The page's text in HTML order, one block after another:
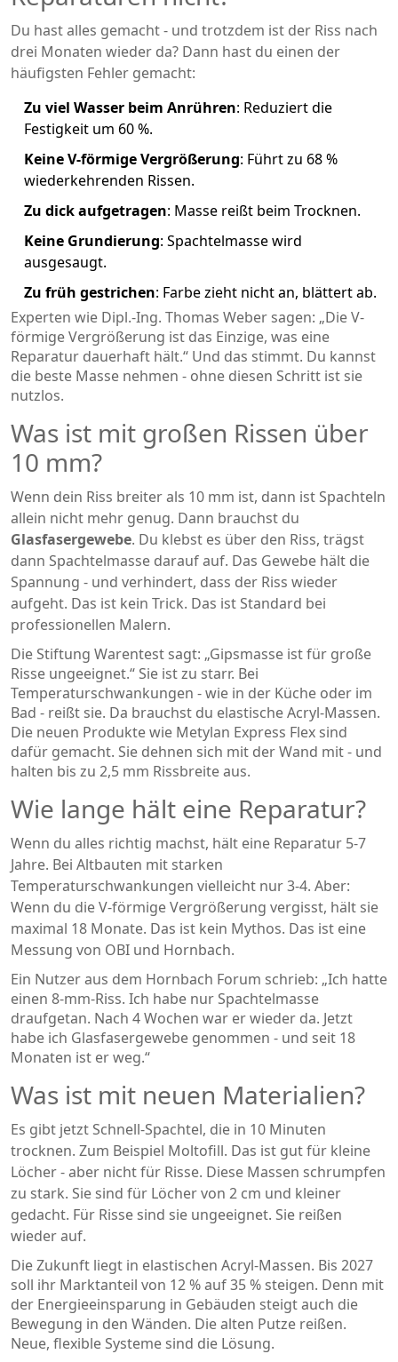
Du hast alles gemacht - und trotzdem ist der Riss nach
drei Monaten wieder da? Dann hast du einen der
häufigsten Fehler gemacht:
Zu viel Wasser beim Anrühren: Reduziert die
Festigkeit um 60 %.
Keine V-förmige Vergrößerung: Führt zu 68 %
wiederkehrenden Rissen.
Zu dick aufgetragen: Masse reißt beim Trocknen.
Keine Grundierung: Spachtelmasse wird
ausgesaugt.
Zu früh gestrichen: Farbe zieht nicht an, blättert ab.
Experten wie Dipl.-Ing. Thomas Weber sagen: „Die V-
förmige Vergrößerung ist das Einzige, was eine
Reparatur dauerhaft hält.“ Und das stimmt. Du kannst
die beste Masse nehmen - ohne diesen Schritt ist sie
nutzlos.
Was ist mit großen Rissen über
10 mm?
Wenn dein Riss breiter als 10 mm ist, dann ist Spachteln
allein nicht mehr genug. Dann brauchst du
Glasfasergewebe. Du klebst es über den Riss, trägst
dann Spachtelmasse darauf auf. Das Gewebe hält die
Spannung - und verhindert, dass der Riss wieder
aufgeht. Das ist kein Trick. Das ist Standard bei
professionellen Malern.
Die Stiftung Warentest sagt: „Gipsmasse ist für große
Risse ungeeignet.“ Sie ist zu starr. Bei
Temperaturschwankungen - wie in der Küche oder im
Bad - reißt sie. Da brauchst du elastische Acryl-Massen.
Die neuen Produkte wie Metylan Express Flex sind
dafür gemacht. Sie dehnen sich mit der Wand mit - und
halten bis zu 2,5 mm Rissbreite aus.
Wie lange hält eine Reparatur?
Wenn du alles richtig machst, hält eine Reparatur 5-7
Jahre. Bei Altbauten mit starken
Temperaturschwankungen vielleicht nur 3-4. Aber:
Wenn du die V-förmige Vergrößerung vergisst, hält sie
maximal 18 Monate. Das ist kein Mythos. Das ist eine
Messung von OBI und Hornbach.
Ein Nutzer aus dem Hornbach Forum schrieb: „Ich hatte
einen 8-mm-Riss. Ich habe nur Spachtelmasse
draufgetan. Nach 4 Wochen war er wieder da. Jetzt
habe ich Glasfasergewebe genommen - und seit 18
Monaten ist er weg.“
Was ist mit neuen Materialien?
Es gibt jetzt Schnell-Spachtel, die in 10 Minuten
trocknen. Zum Beispiel Moltofill. Das ist gut für kleine
Löcher - aber nicht für Risse. Diese Massen schrumpfen
zu stark. Sie sind für Löcher von 2 cm und kleiner
gedacht. Für Risse sind sie ungeeignet. Sie reißen
wieder auf.
Die Zukunft liegt in elastischen Acryl-Massen. Bis 2027
soll ihr Marktanteil von 12 % auf 35 % steigen. Denn mit
der Energieeinsparung in Gebäuden steigt auch die
Bewegung in den Wänden. Die alten Putze reißen.
Neue, flexible Systeme sind die Lösung.